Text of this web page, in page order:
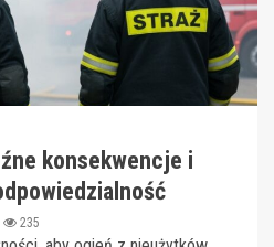
konsekwencje i
235